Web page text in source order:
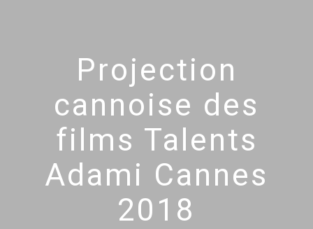
Projection
cannoise des
films Talents
Adami Cannes
2018